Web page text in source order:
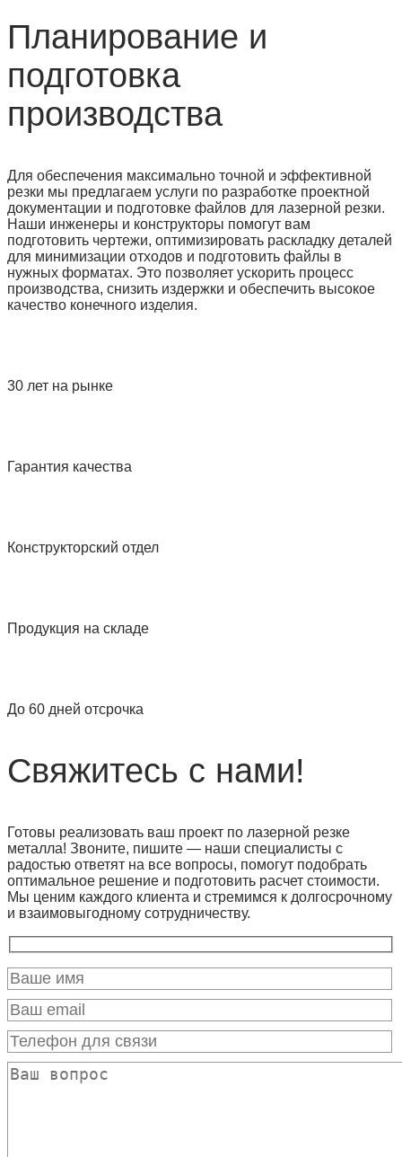
Планирование и
подготовка
производства
Для обеспечения максимально точной и эффективной
резки мы предлагаем услуги по разработке проектной
документации и подготовке файлов для лазерной резки.
Наши инженеры и конструкторы помогут вам
подготовить чертежи, оптимизировать раскладку деталей
для минимизации отходов и подготовить файлы в
нужных форматах. Это позволяет ускорить процесс
производства, снизить издержки и обеспечить высокое
качество конечного изделия.
30 лет на рынке
Гарантия качества
Конструкторский отдел
Продукция на складе
До 60 дней отсрочка
Свяжитесь с нами!
Готовы реализовать ваш проект по лазерной резке
металла! Звоните, пишите — наши специалисты с
радостью ответят на все вопросы, помогут подобрать
оптимальное решение и подготовить расчет стоимости.
Мы ценим каждого клиента и стремимся к долгосрочному
и взаимовыгодному сотрудничеству.